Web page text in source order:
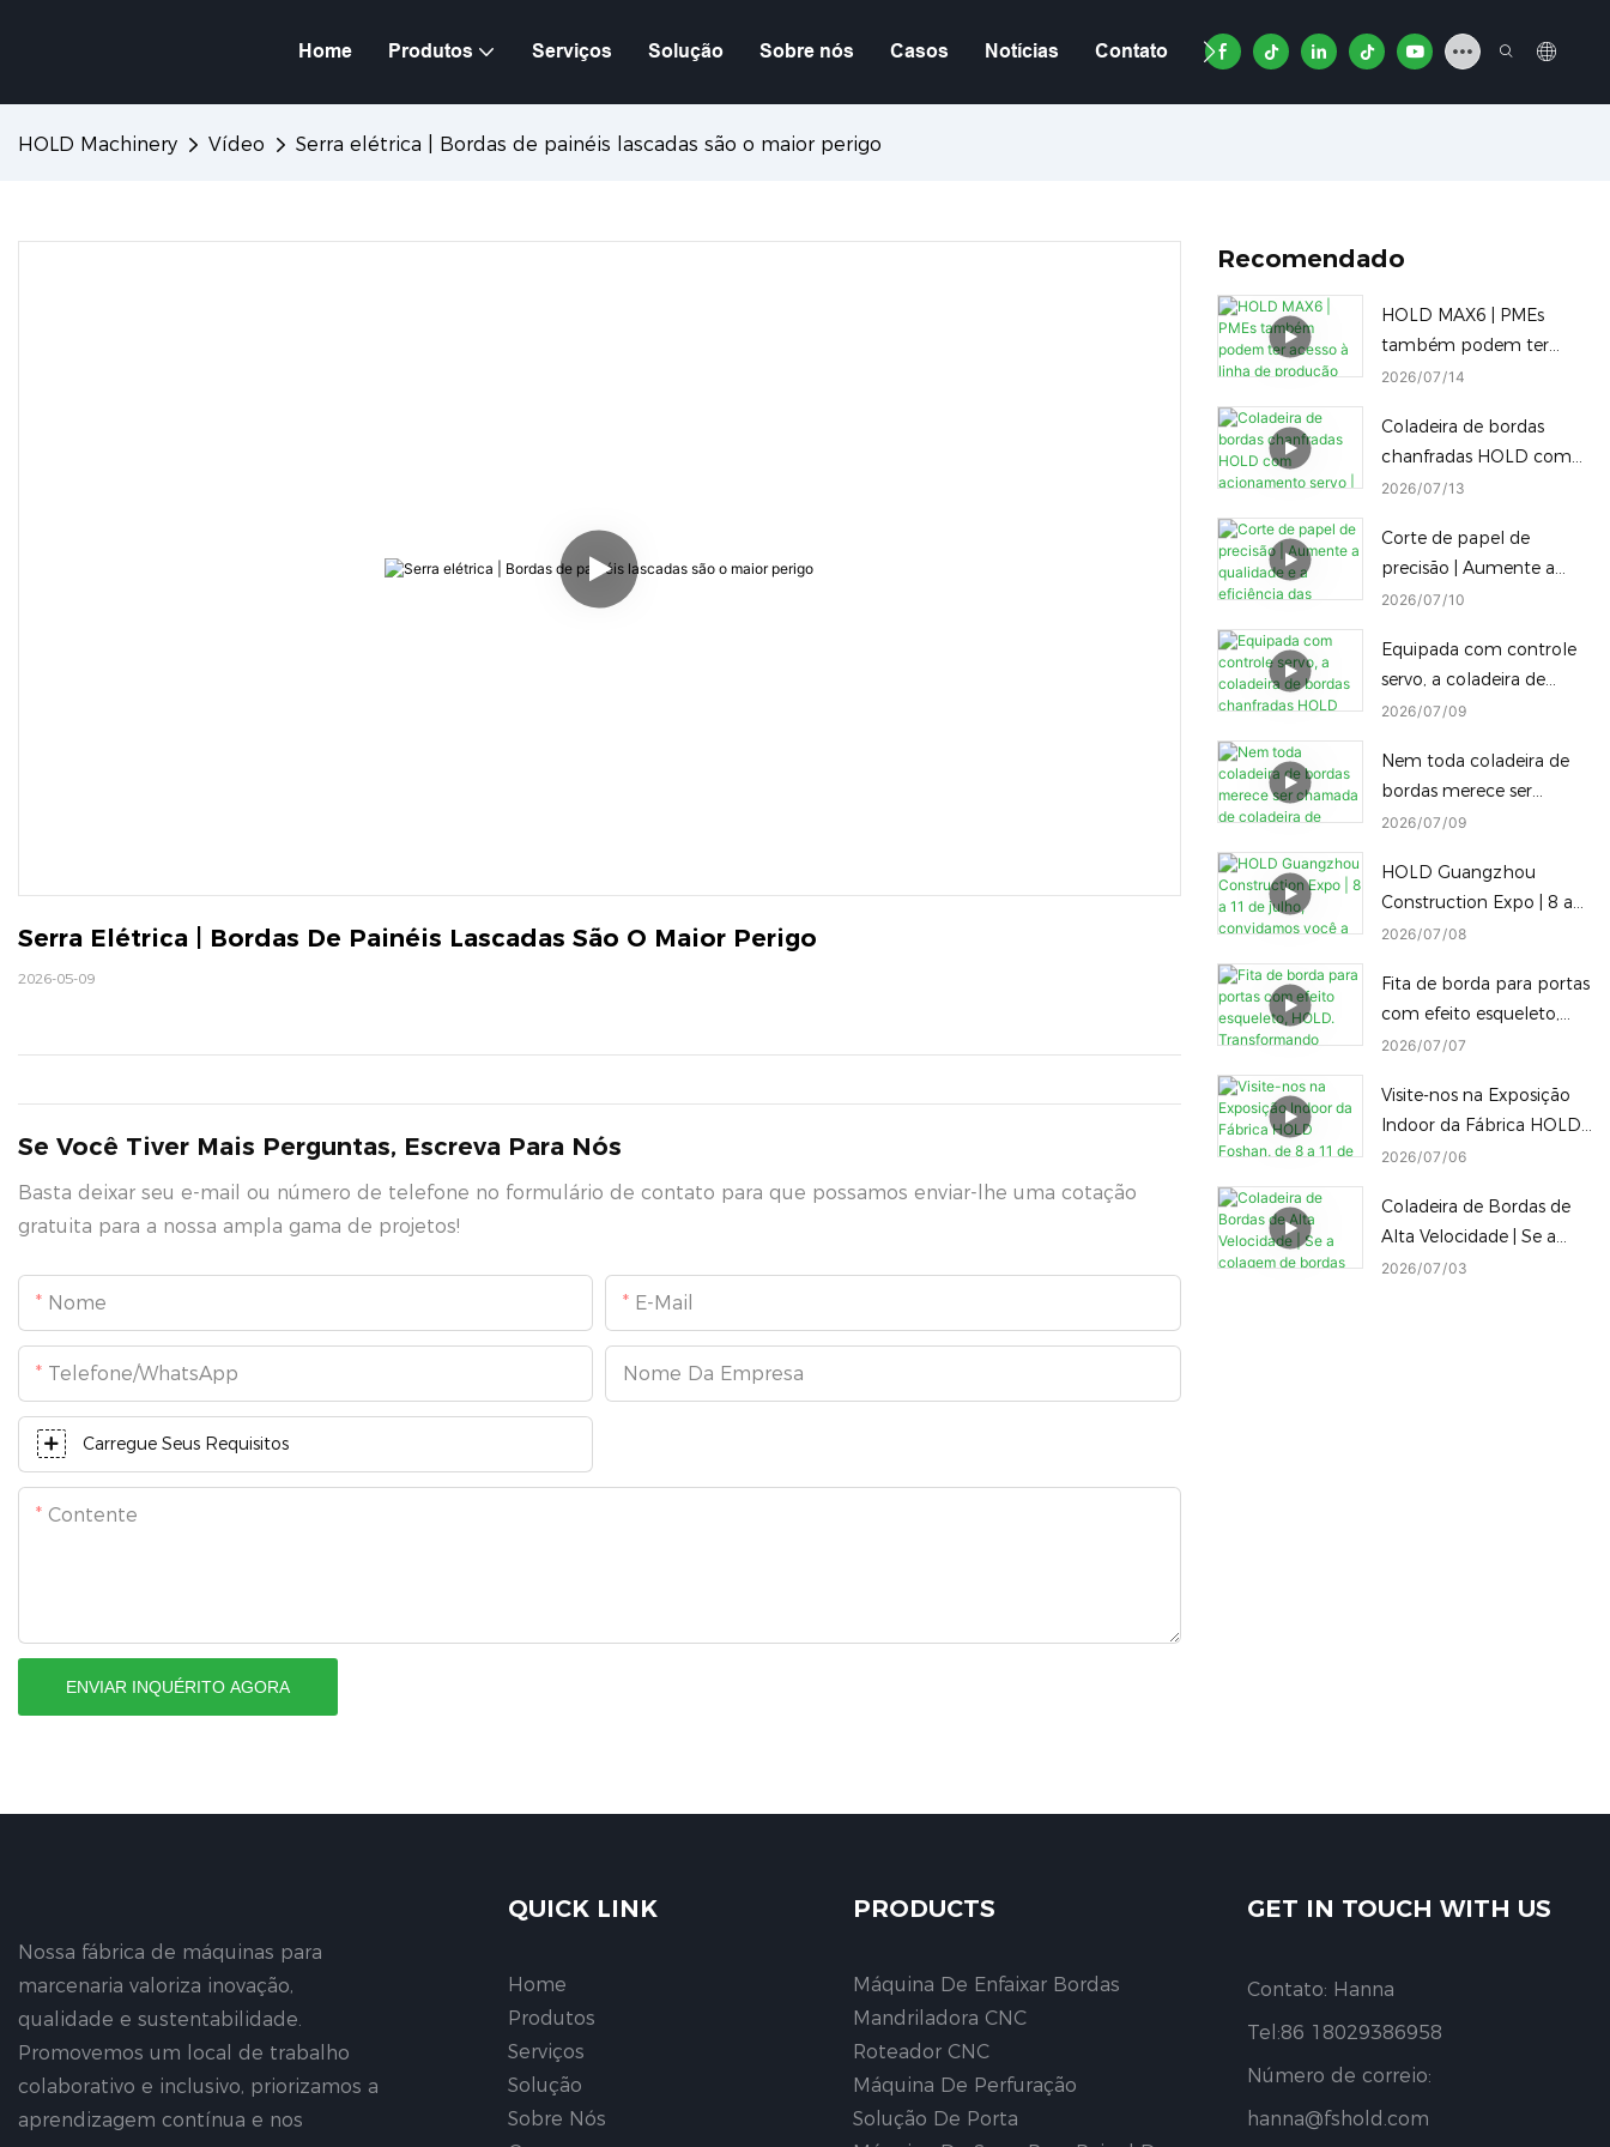
Home Produtos Serviços Solução Sobre nós Casos Notícias Contato Vídeo
HOLD Machinery Vídeo Serra elétrica | Bordas de painéis lascadas são o maior perigo
Serra Elétrica | Bordas De Painéis Lascadas São O Maior Perigo
2026-05-09
Se Você Tiver Mais Perguntas, Escreva Para Nós
Basta deixar seu e-mail ou número de telefone no formulário de contato para que possamos enviar-lhe uma cotação
gratuita para a nossa ampla gama de projetos!
Nome E-Mail
Telefone/WhatsApp Nome Da Empresa
Carregue Seus Requisitos
Contente
ENVIAR INQUÉRITO AGORA
Recomendado
HOLD MAX6 | PMEs
também podem ter
acesso à linha de
MAX6
2026 07 14
Coladeira de bordas
chanfradas HOLD com
acionamento servo |
clique entre selagem de
borda reta chanfrada e
inclinada
2026 07 13
Corte de papel de
precisão | Aumente a
qualidade e a eficiência
Máquina de embalagem
inteligente HOLD
2026 07 10
Equipada com controle
servo, a coladeira de
bordas chanfradas HOLD
instantânea, com um
único clique, de
diferentes alturas de
bordas chanfradas,
reduzindo o tempo de
inatividade.
2026 07 09
Nem toda coladeira de
bordas merece ser
chamada de coladeira de
e nem toda máquina
Diamond Edge consegue
alternar para uma borda
2026 07 09
HOLD Guangzhou
Construction Expo | 8 a
11 de julho, convidamos
fábrica.
2026 07 08
Fita de borda para portas
com efeito esqueleto,
HOLD. Transformando
2026 07 07
Visite-nos na Exposição
Indoor da Fábrica HOLD
Foshan, de 8 a 11 de
completa de máquinas
para trabalhar madeira
no local.
2026 07 06
Coladeira de Bordas de
Alta Velocidade | Se a
colagem de bordas não
2026 07 03
Nossa fábrica de máquinas para
marcenaria valoriza inovação,
qualidade e sustentabilidade.
Promovemos um local de trabalho
colaborativo e inclusivo, priorizamos a
aprendizagem contínua e nos
QUICK LINK
Home
Produtos
Serviços
Solução
Sobre Nós
PRODUCTS
Máquina De Enfaixar Bordas
Mandriladora CNC
Roteador CNC
Máquina De Perfuração
Solução De Porta
GET IN TOUCH WITH US
Contato: Hanna
Tel:86 18029386958
Número de correio:
hanna@fshold.com